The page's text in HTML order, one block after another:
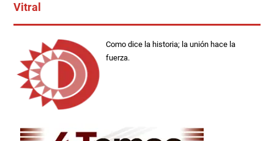
Vitral
Como dice la historia; la unión hace la
fuerza.